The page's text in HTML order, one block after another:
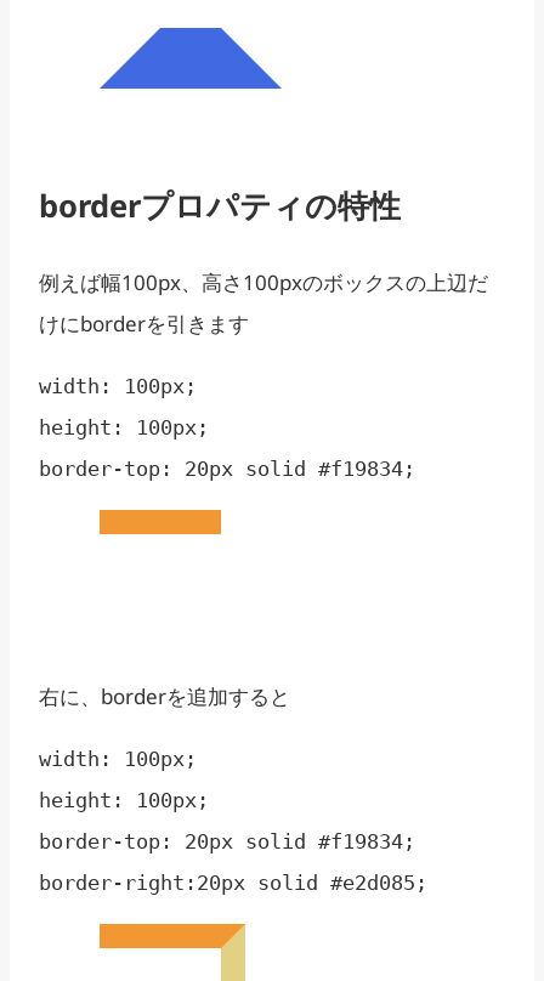
borderプロパティの特性
例えば幅100px、高さ100pxのボックスの上辺だ
けにborderを引きます
width: 100px;
height: 100px;
border-top: 20px solid #f19834;
右に、borderを追加すると
width: 100px;
height: 100px;
border-top: 20px solid #f19834;